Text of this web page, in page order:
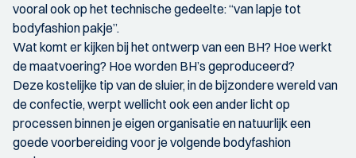
vooral ook op het technische gedeelte: “van lapje tot
bodyfashion pakje”.
Wat komt er kijken bij het ontwerp van een BH? Hoe werkt
de maatvoering? Hoe worden BH’s geproduceerd?
Deze kostelijke tip van de sluier, in de bijzondere wereld van
de confectie, werpt wellicht ook een ander licht op
processen binnen je eigen organisatie en natuurlijk een
goede voorbereiding voor je volgende bodyfashion